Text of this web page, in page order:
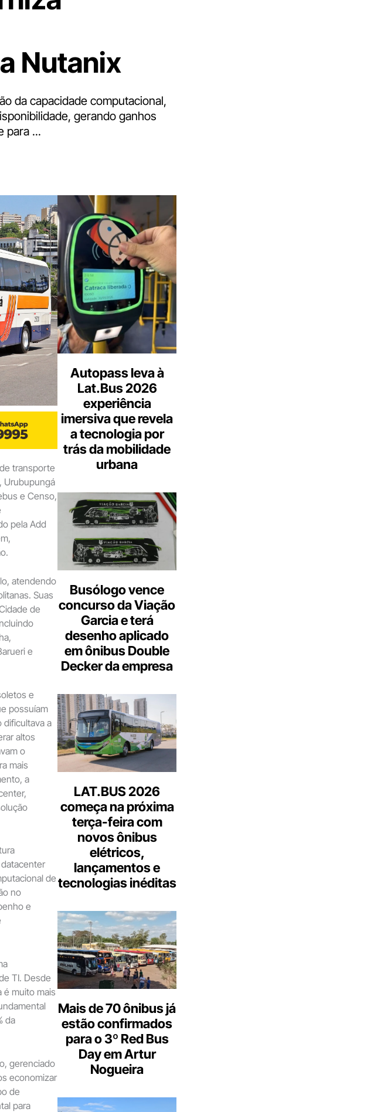
Nutanix
da capacidade computacional,
gerando ganhos
para ...
transporte
Urubupungá
e Censo,
pela Add
atendendo
Suas
de
e
e
possuíam
dificultava a
altos
o
mais
a
de
no
e
TI. Desde
é muito mais
da
gerenciado
economizar
de
para
Autopass leva à
Lat.Bus 2026
experiência
imersiva que revela
a tecnologia por
trás da mobilidade
urbana
Busólogo vence
concurso da Viação
Garcia e terá
desenho aplicado
em ônibus Double
Decker da empresa
LAT.BUS 2026
começa na próxima
terça-feira com
novos ônibus
elétricos,
lançamentos e
tecnologias inéditas
Mais de 70 ônibus já
estão confirmados
para o 3º Red Bus
Day em Artur
Nogueira
Digite
aqui
o
seu
e-
mail